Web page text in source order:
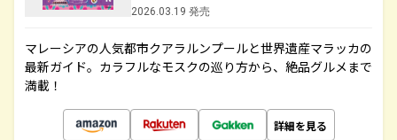
2026.03.19 発売
マレーシアの人気都市クアラルンプールと世界遺産マラッカの
最新ガイド。カラフルなモスクの巡り方から、絶品グルメまで
満載！
詳細を見る